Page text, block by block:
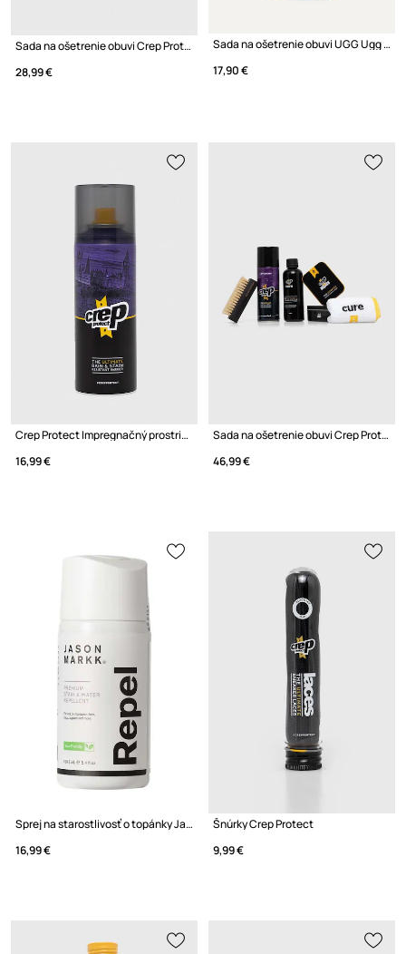
Sada na ošetrenie obuvi Crep Protect
28,99 €
Sada na ošetrenie obuvi UGG Ugg Shoe Renew
17,90 €
Crep Protect Impregnačný prostriedok na obuv
16,99 €
Sada na ošetrenie obuvi Crep Protect
46,99 €
Sprej na starostlivosť o topánky Jason Markk 5.4oz Repel Spray Refill
16,99 €
Šnúrky Crep Protect
9,99 €